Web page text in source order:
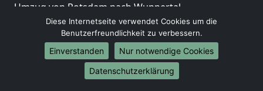
Umzug von Potsdam nach Wuppertal
Umzug von Potsdam nach Bielefeld
Umzug von Potsdam nach Bonn
Umzug von Potsdam nach Münster
Internationale-Umzüge
Diese Internetseite verwendet Cookies um die
Benutzerfreundlichkeit zu verbessern.
Einverstanden
Nur notwendige Cookies
Datenschutzerklärung